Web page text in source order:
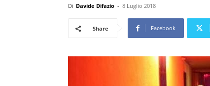
Di Davide Difazio - 8 Luglio 2018
Share Facebook